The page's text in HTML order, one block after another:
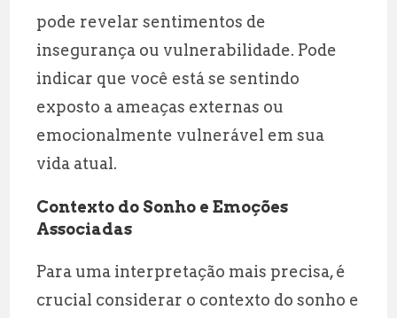
pode revelar sentimentos de
insegurança ou vulnerabilidade. Pode
indicar que você está se sentindo
exposto a ameaças externas ou
emocionalmente vulnerável em sua
vida atual.
Contexto do Sonho e Emoções
Associadas
Para uma interpretação mais precisa, é
crucial considerar o contexto do sonho e